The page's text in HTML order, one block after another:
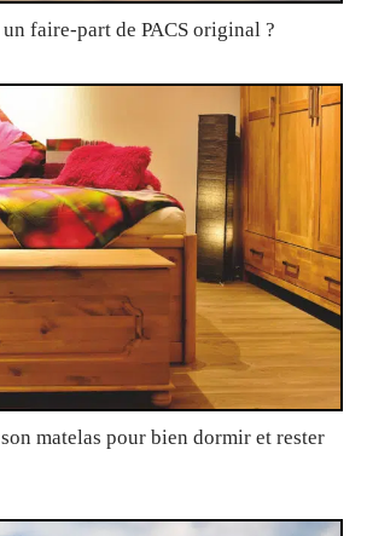
faire-part de PACS original ?
matelas pour bien dormir et rester